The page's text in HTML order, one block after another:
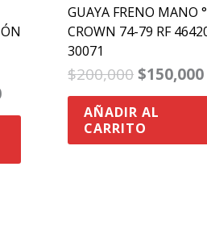
GUAYA FRENO MANO
CROWN 74-79 RF
30071
$200,000 $150,000
AÑADIR AL
CARRITO